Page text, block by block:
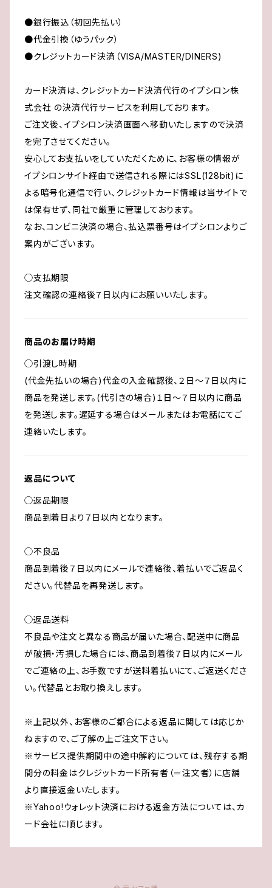
●銀行振込（初回先払い）
●代金引換（ゆうパック）
●クレジットカード決済（VISA/MASTER/DINERS)
カード決済は、クレジットカード決済代行のイプシロン株
式会社 の決済代行サービスを利用しております。
ご注文後、イプシロン決済画面へ移動いたしますので決済
を完了させてください。
安心してお支払いをしていただくために、お客様の情報が
イプシロンサイト経由で送信される際にはSSL(128bit)に
よる暗号化通信で行い、クレジットカード情報は当サイトで
は保有せず、同社で厳重に管理しております。
なお、コンビニ決済の場合、払込票番号はイプシロンよりご
案内がございます。
◯支払期限
注文確認の連絡後７日以内にお願いいたします。
商品のお届け時期
◯引渡し時期
(代金先払いの場合)代金の入金確認後、２日～７日以内に
商品を発送します。(代引きの場合)１日～７日以内に商品
を発送します。遅延する場合はメールまたはお電話にてご
連絡いたします。
返品について
◯返品期限
商品到着日より７日以内となります。
◯不良品
商品到着後７日以内にメールで連絡後、着払いでご返品く
ださい。代替品を再発送します。
◯返品送料
不良品や注文と異なる商品が届いた場合、配送中に商品
が破損・汚損した場合には、商品到着後７日以内にメール
でご連絡の上、お手数ですが送料着払いにて、ご返送くださ
い。代替品とお取り換えします。
※上記以外、お客様のご都合による返品に関しては応じか
ねますので、ご了解の上ご注文下さい。
※サービス提供期間中の途中解約については、残存する期
間分の料金はクレジットカード所有者（＝注文者）に店舗
より直接返金いたします。
※Yahoo!ウォレット決済における返金方法については、カ
ード会社に順じます。